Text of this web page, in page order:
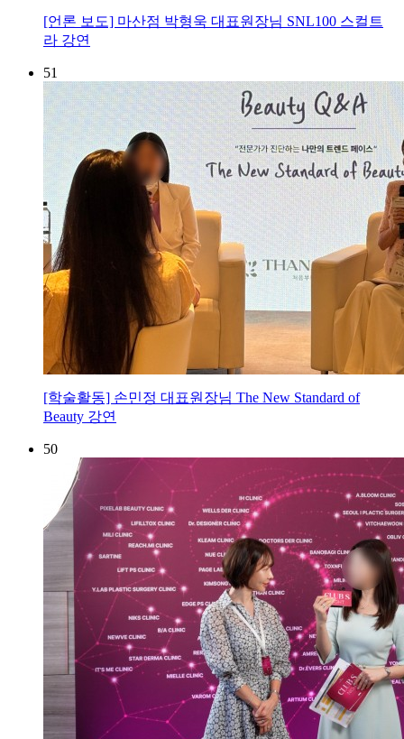
[언론 보도] 마산점 박형욱 대표원장님 SNL100 스컬트
라 강연
51
[학술활동] 손민정 대표원장님 The New Standard of
Beauty 강연
50